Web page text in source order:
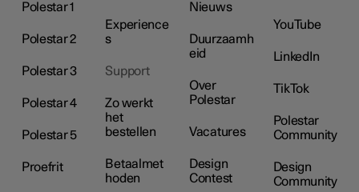
Polestar 1
Polestar 2
Polestar 3
Polestar 4
Polestar 5
Proefrit
Experience
s
Support
Zo werkt
het
bestellen
Betaalmet
hoden
Nieuws
Duurzaamh
eid
Over
Polestar
Vacatures
Design
Contest
YouTube
LinkedIn
TikTok
Polestar
Community
Design
Community